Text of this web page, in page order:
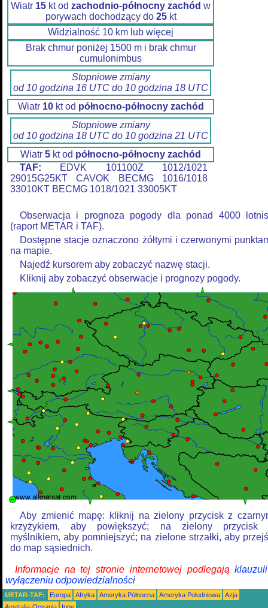
Wiatr 15 kt od zachodnio-północny zachód w
porywach dochodzący do 25kt
Widzialność 10 km lub więcej
Brak chmur poniżej 1500 m i brak chmur
cumulonimbus
Stopniowe zmiany
od 10 godzina 16 UTC do 10 godzina 18 UTC
Wiatr 10kt od północno-północny zachód
Stopniowe zmiany
od 10 godzina 18 UTC do 10 godzina 21 UTC
Wiatr 5 kt od północno-północny zachód
TAF: EDVK 101100Z 1012/1021
29015G25KT CAVOK BECMG 1016/1018
33010KT BECMG 1018/1021 33005KT
Obserwacja i prognoza pogody dla ponad 4000
(raport METAR i TAF).
Dostępne stacje oznaczono żółtymi i czerwonymi
na mapie.
Najedź kursorem aby zobaczyć nazwę stacji.
Kliknij aby zobaczyć obserwacje i prognozy pogody.
Aby zmienić mapę: kliknij na zielony przycisk z
krzyżykiem, aby powiększyć; na zielony przycisk
myślnikiem, aby pomniejszyć; na zielone strzałki, aby
do map sąsiednich.
Informacje na tej stronie internetowej podlegają
wyłączeniu odpowiedzialności
METAR-TAF: Europa Afryka Ameryka Północna Ameryka Południowa
Azja